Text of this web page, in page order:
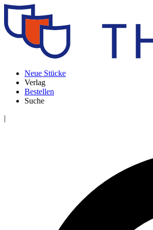
Neue Stücke
Verlag
Bestellen
Suche
|